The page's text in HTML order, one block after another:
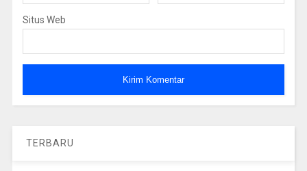
Situs Web
TERBARU